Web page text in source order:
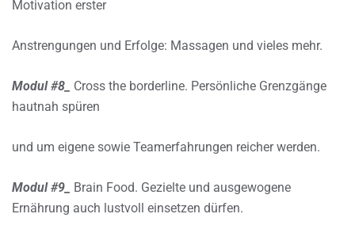
Motivation erster
Anstrengungen und Erfolge: Massagen und vieles mehr.
Modul #8_
Cross the borderline. Persönliche Grenzgänge
hautnah spüren
und um eigene sowie Teamerfahrungen reicher werden.
Modul #9_
Brain Food. Gezielte und ausgewogene
Ernährung auch lustvoll einsetzen dürfen.